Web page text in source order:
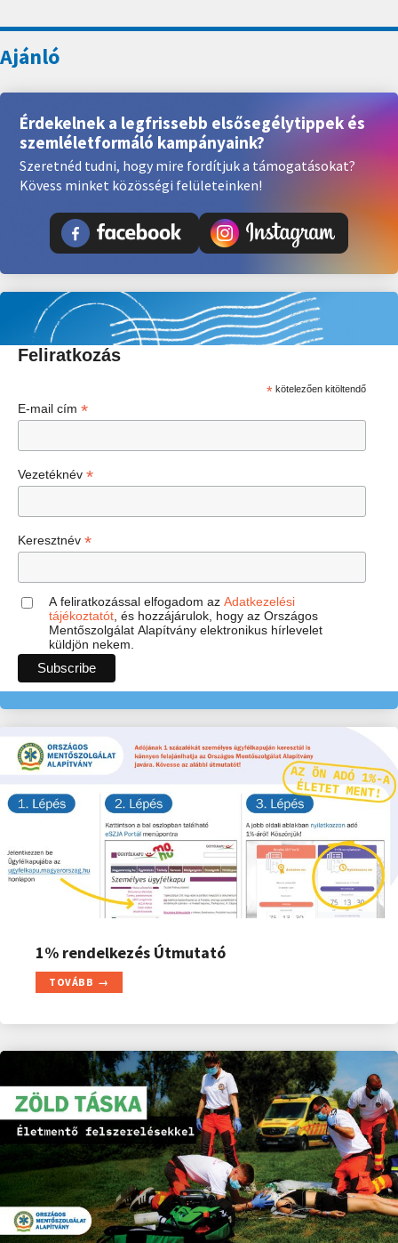
Érdekelnek a legfrissebb elsősegélytippek és
szemléletformáló kampányaink?
Szeretnéd tudni, hogy mire fordítjuk a támogatásokat?
Kövess minket közösségi felületeinken!
Feliratkozás
*kötelezően kitöltendő
E-mail cím *
Vezetéknév *
Keresztnév *
A feliratkozással elfogadom az Adatkezelési
tájékoztatót , és hozzájárulok, hogy az Országos
Mentőszolgálat Alapítvány elektronikus hírlevelet
küldjön nekem.
1% rendelkezés Útmutató
TOVÁBB